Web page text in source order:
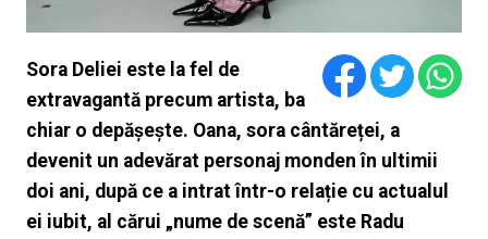
Sora Deliei este la fel de
extravagantă precum artista, ba
chiar o depășește. Oana, sora cântăreței, a
devenit un adevărat personaj monden în ultimii
doi ani, după ce a intrat într-o relație cu actualul
ei iubit, al cărui „nume de scenă” este Radu